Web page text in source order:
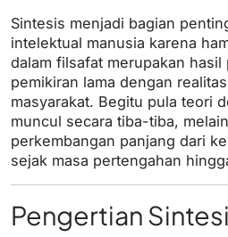
Sintesis menjadi bagian
intelektual manusia karena
dalam filsafat merupakan hasil
pemikiran lama dengan
masyarakat. Begitu pula teori
muncul secara tiba-tiba,
perkembangan panjang dari
sejak masa pertengahan
Pengertian